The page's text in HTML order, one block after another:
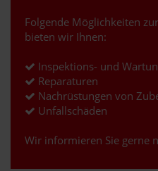
Folgende Möglichkeiten
bieten wir Ihnen:
Inspektions- und
Reparaturen
Nachrüstungen von
Unfallschäden
Wir informieren Sie gerne